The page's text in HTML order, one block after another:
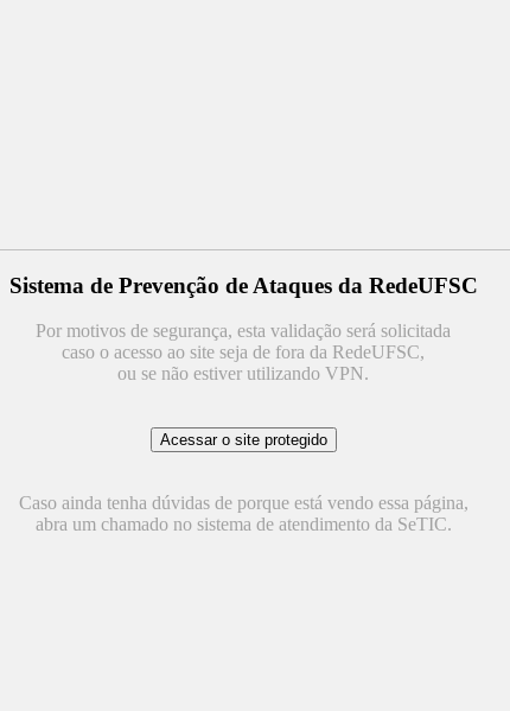
Sistema de Prevenção de Ataques da RedeUFSC
Por motivos de segurança, esta validação será solicitada
caso o acesso ao site seja de fora da RedeUFSC,
ou se não estiver utilizando VPN.
Caso ainda tenha dúvidas de porque está vendo essa página,
abra um chamado no sistema de atendimento da SeTIC.